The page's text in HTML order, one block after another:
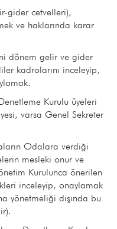
gider cetvelleri),
ve haklarında karar
dönem gelir ve gider
kadrolarını inceleyip,
Kurulu üyeleri
varsa Genel Sekreter
Odalara verdiği
mesleki onur ve
Kurulunca önerilen
inceleyip, onaylamak
yönetmeliği dışında bu